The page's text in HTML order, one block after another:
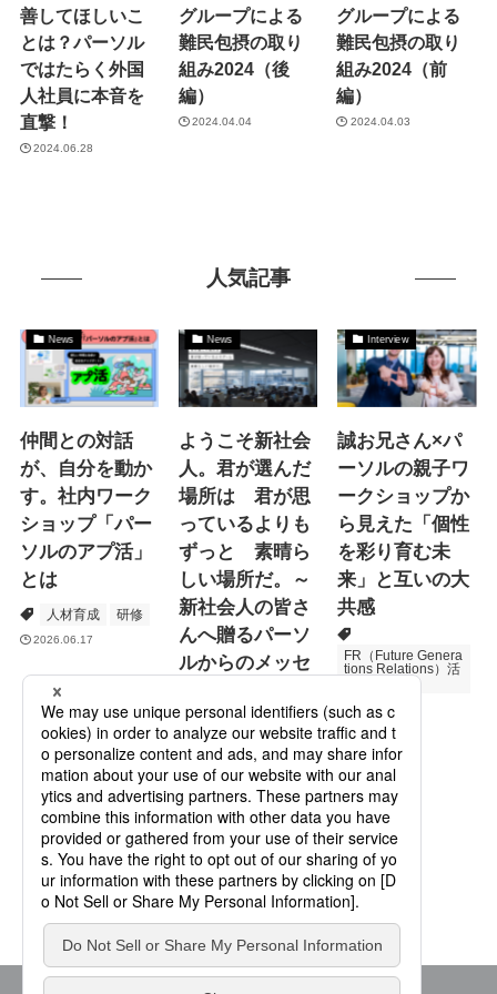
善してほしいこ
とは？パーソル
ではたらく外国
人社員に本音を
直撃！
2024.06.28
グループによる
難民包摂の取り
組み2024（後
編）
2024.04.04
グループによる
難民包摂の取り
組み2024（前
編）
2024.04.03
人気記事
News
仲間との対話
が、自分を動か
す。社内ワーク
ショップ「パー
ソルのアプ活」
とは
人材育成 研修
2026.06.17
News
ようこそ新社会
人。君が選んだ
場所は 君が思
っているよりも
ずっと 素晴ら
しい場所だ。～
新社会人の皆さ
んへ贈るパーソ
ルからのメッセ
Specialized Servic
es
プロモーション
2026.05.19
Interview
誠お兄さん×パ
ーソルの親子ワ
ークショップか
ら見えた「個性
を彩り育む未
来」と互いの大
共感
FR（Future Genera
tions Relations）活
次世代育成
2026.06.16